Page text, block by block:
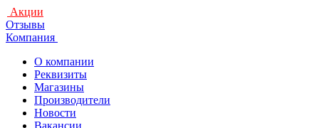
Акции
Отзывы
Компания
О компании
Реквизиты
Магазины
Производители
Новости
Вакансии